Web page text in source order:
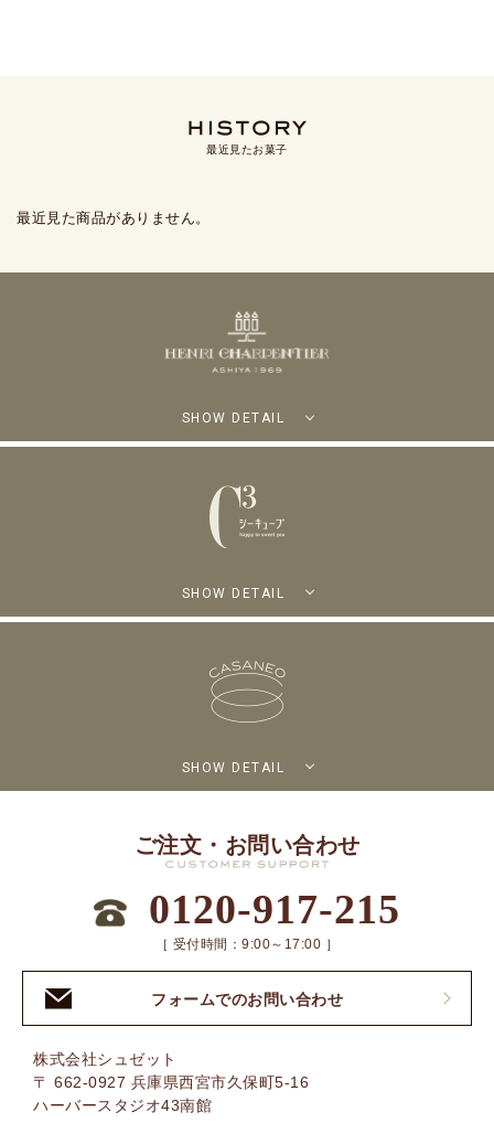
最近見たお菓子
最近見た商品がありません。
SHOW DETAIL
SHOW DETAIL
SHOW DETAIL
ご注文・お問い合わせ
0120-917-215
［ 受付時間：9:00～17:00 ］
フォームでのお問い合わせ
株式会社シュゼット
〒 662-0927 兵庫県西宮市久保町5-16
ハーバースタジオ43南館